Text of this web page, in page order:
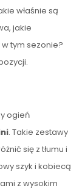
właśnie są
jakie
tym sezonie?
ogień
. Takie zestawy
się z tłumu i
szyk i kobiecą
z wysokim